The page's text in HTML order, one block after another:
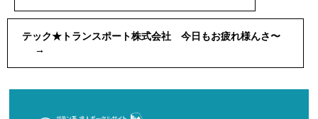
テック★トランスポート株式会社 今日もお疲れ様んさ〜
→